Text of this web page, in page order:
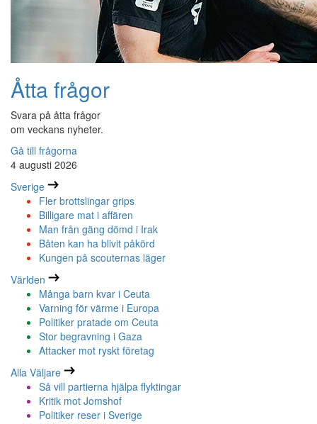
Åtta frågor
Svara på åtta frågor
om veckans nyheter.
Gå till frågorna
4 augusti 2026
Sverige
Fler brottslingar grips
Billigare mat i affären
Man från gäng dömd i Irak
Båten kan ha blivit påkörd
Kungen på scouternas läger
Världen
Många barn kvar i Ceuta
Varning för värme i Europa
Politiker pratade om Ceuta
Stor begravning i Gaza
Attacker mot ryskt företag
Alla Väljare
Så vill partierna hjälpa flyktingar
Kritik mot Jomshof
Politiker reser i Sverige